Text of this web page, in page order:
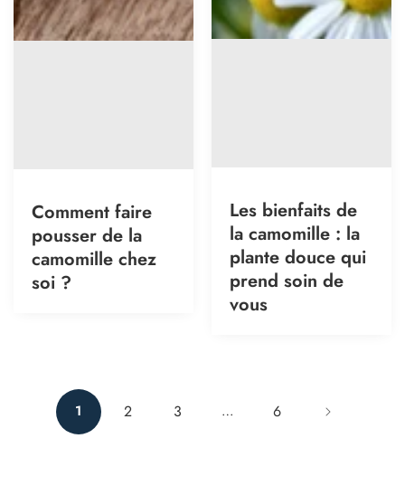
Comment faire
pousser de la
camomille chez
soi ?
Les bienfaits de
la camomille : la
plante douce qui
prend soin de
vous
1 2 3 … 6